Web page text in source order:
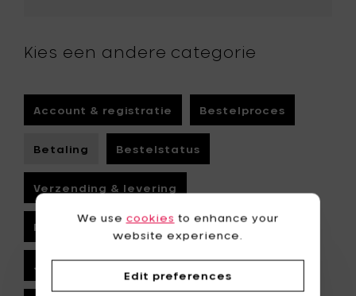
Kies een andere categorie
Account & registratie Bestelproces
Betaling Bestelstatus
Verzending & levering
Retours & terugbetalingen Search
Je Personal Shopper
We use cookies to enhance your
website experience.
Edit preferences